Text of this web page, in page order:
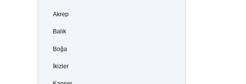
Akrep
Balık
Boğa
İkizler